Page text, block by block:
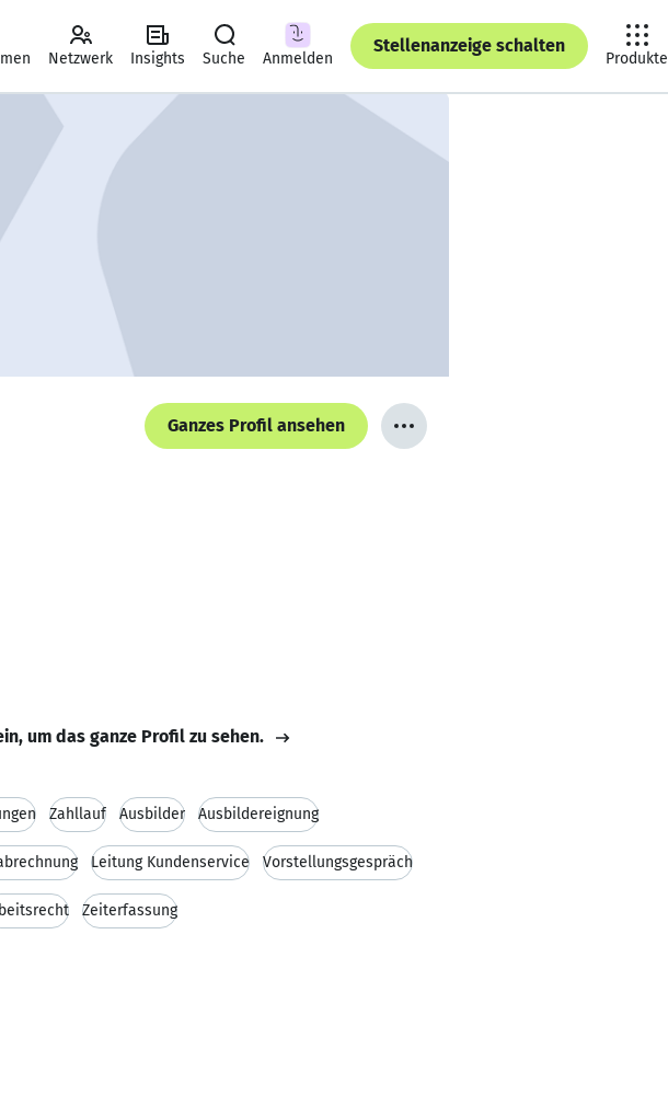
Netzwerk Insights Suche Anmelden
Stellenanzeige schalten
Produkte
Ganzes Profil ansehen
um das ganze Profil zu sehen.
Zahllauf Ausbilder Ausbildereignung
Leitung Kundenservice Vorstellungsgespräch
Zeiterfassung